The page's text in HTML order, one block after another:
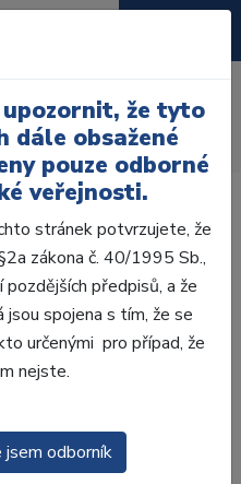
C1
že tyto
dále obsažené
pouze odborné
veřejnosti.
stránek potvrzujete, že
zákona č. 40/1995 Sb.,
předpisů, a že
spojena s tím, že se
určenými pro případ, že
nejste.
jsem odborník